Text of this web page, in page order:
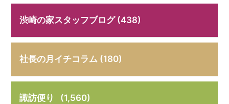
渋崎の家スタッフブログ (438)
社長の月イチコラム (180)
諏訪便り (1,560)